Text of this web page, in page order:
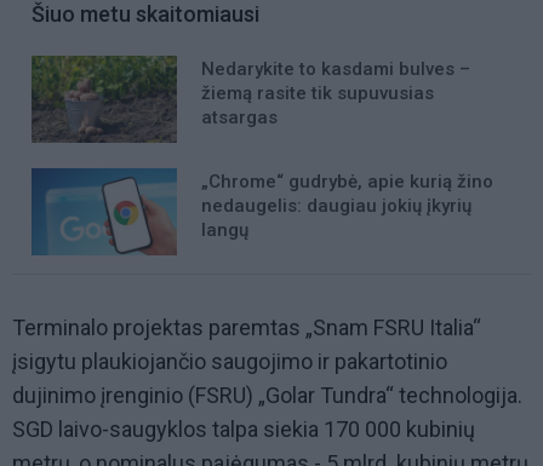
Šiuo metu skaitomiausi
Nedarykite to kasdami bulves –
žiemą rasite tik supuvusias
atsargas
„Chrome“ gudrybė, apie kurią žino
nedaugelis: daugiau jokių įkyrių
langų
Terminalo projektas paremtas „Snam FSRU Italia“
įsigytu plaukiojančio saugojimo ir pakartotinio
dujinimo įrenginio (FSRU) „Golar Tundra“ technologija.
SGD laivo-saugyklos talpa siekia 170 000 kubinių